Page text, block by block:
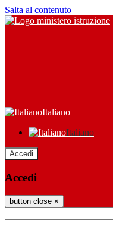
Salta al contenuto
Italiano
Italiano
Accedi
Accedi
button close ×